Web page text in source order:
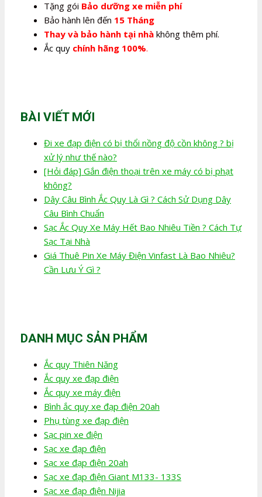
Tặng gói Bảo dưỡng xe miễn phí
Bảo hành lên đến 15 Tháng
Thay và bảo hành tại nhà không thêm phí.
Ắc quy chính hãng 100%.
BÀI VIẾT MỚI
Đi xe đạp điện có bị thổi nồng độ cồn không ? bị
xử lý như thế nào?
[Hỏi đáp] Gắn điện thoại trên xe máy có bị phạt
không?
Dây Câu Bình Ắc Quy Là Gì ? Cách Sử Dụng Dây
Câu Bình Chuẩn
Sạc Ắc Quy Xe Máy Hết Bao Nhiêu Tiền ? Cách Tự
Sạc Tại Nhà
Giá Thuê Pin Xe Máy Điện Vinfast Là Bao Nhiêu?
Cần Lưu Ý Gì ?
DANH MỤC SẢN PHẨM
Ắc quy Thiên Năng
Ắc quy xe đạp điện
Ắc quy xe máy điện
Bình ắc quy xe đạp điện 20ah
Phụ tùng xe đạp điện
Sạc pin xe điện
Sạc xe đạp điện
Sạc xe đạp điện 20ah
Sạc xe đạp điện Giant M133- 133S
Sạc xe đạp điện Nijia